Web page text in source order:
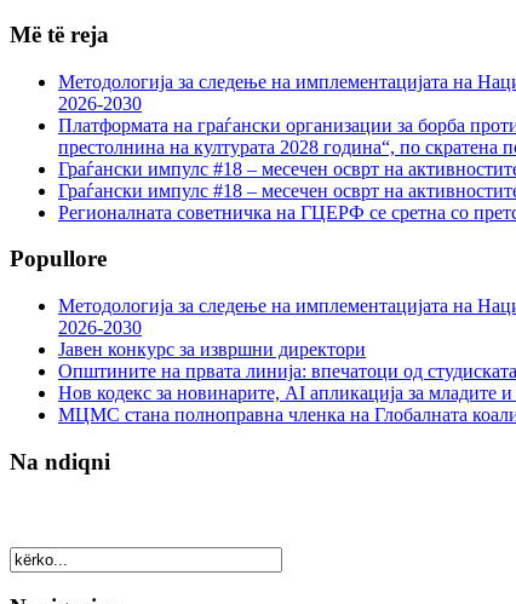
Më të reja
Методологија за следење на имплементацијата на
2026-2030
Платформата на граѓански организации за борба
престолнина на културата 2028 година“, по скратена
Граѓански импулс #18 – месечен осврт на
Граѓански импулс #18 – месечен осврт на
Регионалната советничка на ГЦЕРФ се сретна со
Popullore
Методологија за следење на имплементацијата на
2026-2030
Јавен конкурс за извршни директори
Општините на првата линија: впечатоци од
Нов кодекс за новинарите, AI апликација за младите
МЦМС стана полноправна членка на Глобалната
Na ndiqni